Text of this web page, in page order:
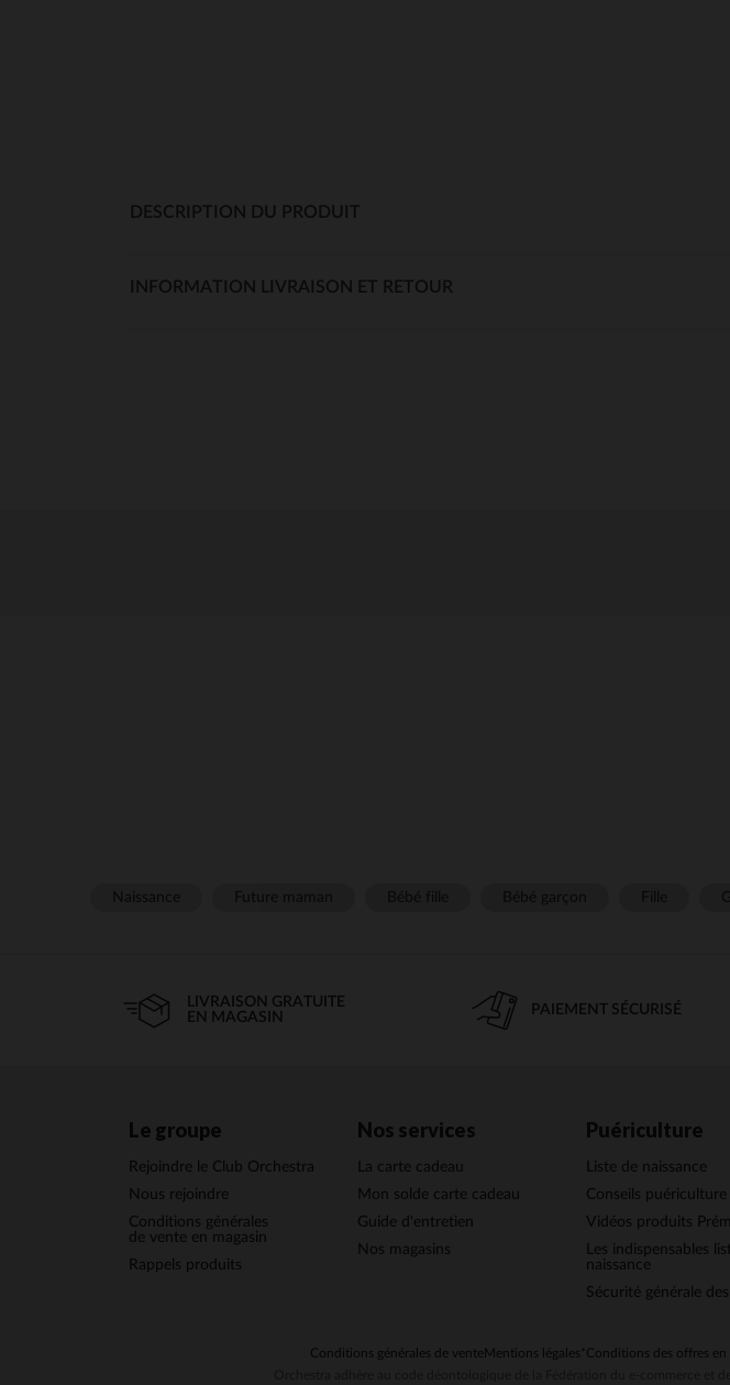
DESCRIPTION DU PRODUIT
INFORMATION LIVRAISON ET RETOUR
LIVRAISON GRATUITE
EN MAGASIN
PAIEMENT SÉCURISÉ
Le groupe
Rejoindre le Club Orchestra
Nous rejoindre
Conditions générales
de vente en magasin
Rappels produits
Nos services
La carte cadeau
Mon solde carte cadeau
Guide d'entretien
Nos magasins
Puériculture
Liste de naissance
Conseils puériculture
Vidéos produits
Les indispensables
naissance
Sécurité générale
Conditions générales de venteMentions légales *Conditions des offres en